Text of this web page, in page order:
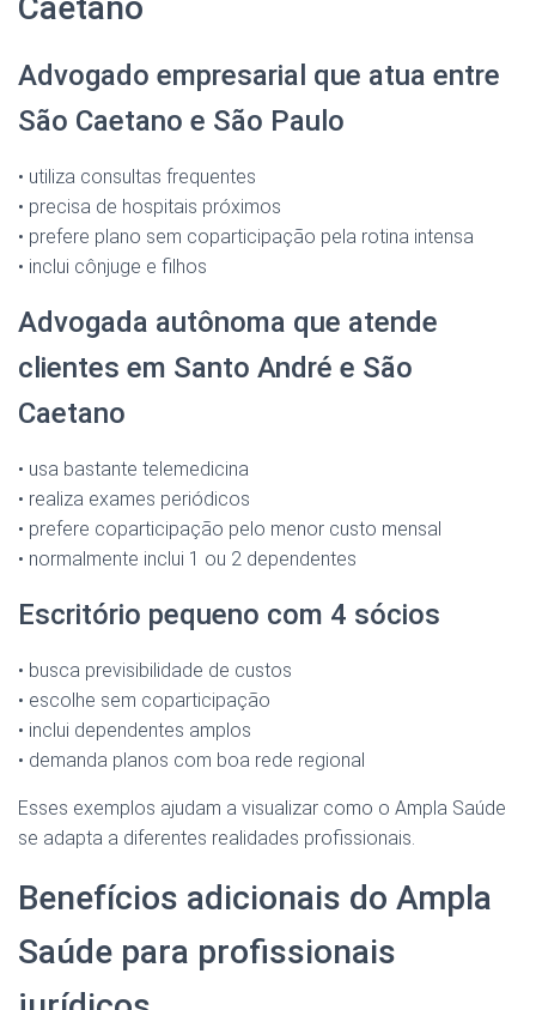
Caetano
Advogado empresarial que atua entre
São Caetano e São Paulo
• utiliza consultas frequentes
• precisa de hospitais próximos
• prefere plano sem coparticipação pela rotina intensa
• inclui cônjuge e filhos
Advogada autônoma que atende
clientes em Santo André e São
Caetano
• usa bastante telemedicina
• realiza exames periódicos
• prefere coparticipação pelo menor custo mensal
• normalmente inclui 1 ou 2 dependentes
Escritório pequeno com 4 sócios
• busca previsibilidade de custos
• escolhe sem coparticipação
• inclui dependentes amplos
• demanda planos com boa rede regional
Esses exemplos ajudam a visualizar como o Ampla Saúde
se adapta a diferentes realidades profissionais.
Benefícios adicionais do Ampla
Saúde para profissionais